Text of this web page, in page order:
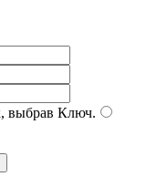
выбрав Ключ.